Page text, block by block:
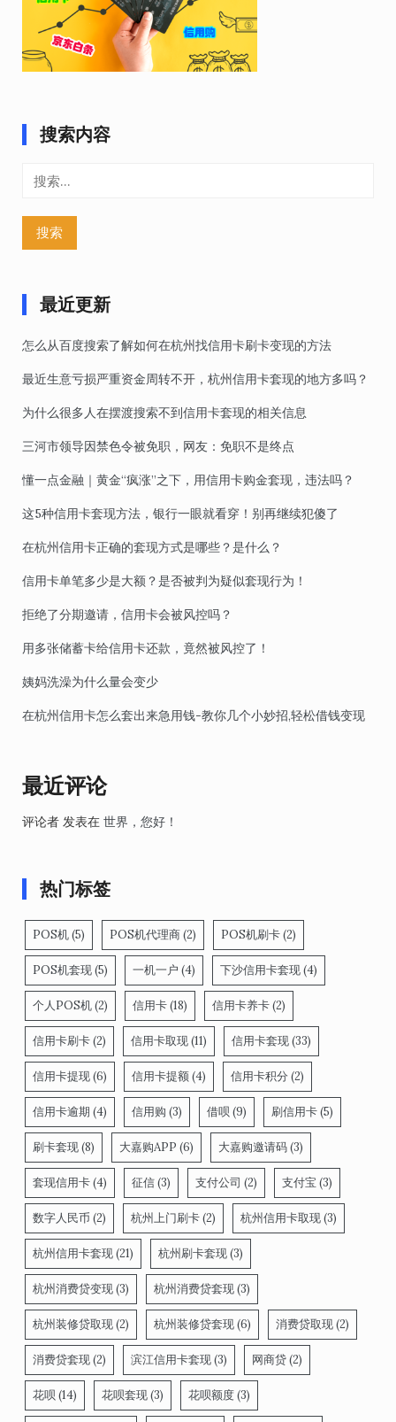
搜索内容
最近更新
怎么从百度搜索了解如何在杭州找信用卡刷卡变现的方法
最近生意亏损严重资金周转不开，杭州信用卡套现的地方多吗？
为什么很多人在摆渡搜索不到信用卡套现的相关信息
三河市领导因禁色令被免职，网友：免职不是终点
懂一点金融｜黄金“疯涨”之下，用信用卡购金套现，违法吗？
这5种信用卡套现方法，银行一眼就看穿！别再继续犯傻了
在杭州信用卡正确的套现方式是哪些？是什么？
信用卡单笔多少是大额？是否被判为疑似套现行为！
拒绝了分期邀请，信用卡会被风控吗？
用多张储蓄卡给信用卡还款，竟然被风控了！
姨妈洗澡为什么量会变少
在杭州信用卡怎么套出来急用钱-教你几个小妙招,轻松借钱变现
最近评论
评论者 发表在 世界，您好！
热门标签
POS机(5) POS机代理商(2) POS机刷卡(2)
POS机套现(5) 一机一户 (4) 下沙信用卡套现(4)
个人POS机(2) 信用卡(18) 信用卡养卡(2)
信用卡刷卡(2) 信用卡取现(11) 信用卡套现(33)
信用卡提现(6) 信用卡提额(4) 信用卡积分 (2)
信用卡逾期 (4) 信用购 (3) 借呗 (9) 刷信用卡(5)
刷卡套现(8) 大嘉购APP (6) 大嘉购邀请码(3)
套现信用卡(4) 征信(3) 支付公司 (2) 支付宝 (3)
数字人民币 (2) 杭州上门刷卡(2) 杭州信用卡取现(3)
杭州信用卡套现(21) 杭州刷卡套现(3)
杭州消费贷变现(3) 杭州消费贷套现(3)
杭州装修贷取现(2) 杭州装修贷套现(6) 消费贷取现(2)
消费贷套现(2) 滨江信用卡套现(3) 网商贷(2)
花呗 (14) 花呗套现(3) 花呗额度(3)